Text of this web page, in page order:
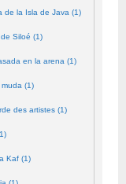
de la Isla de Java (1)
Siloé (1)
en la arena (1)
(1)
des artistes (1)
Kaf (1)